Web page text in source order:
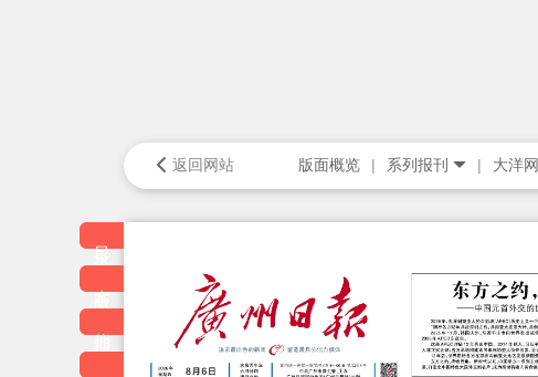
返回网站 版面概览 系列报刊 大洋网